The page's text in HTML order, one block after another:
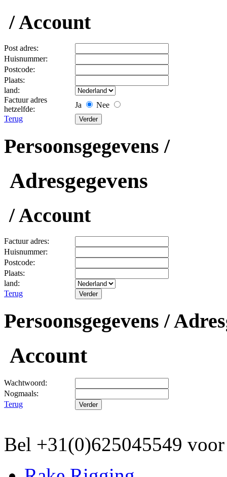
/ Account
Post adres:
Huisnummer:
Postcode:
Plaats:
land:
Factuur adres
hetzelfde:
Ja
Nee
Terug
Persoonsgegevens /
Adresgegevens
/ Account
Factuur adres:
Huisnummer:
Postcode:
Plaats:
land:
Terug
Persoonsgegevens /
Account
Wachtwoord:
Nogmaals:
Terug
Bel +31(0)625045549